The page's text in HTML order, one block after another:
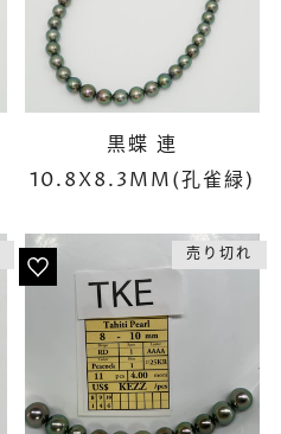
黒蝶 連
10.8X8.3MM(孔雀緑)
売り切れ